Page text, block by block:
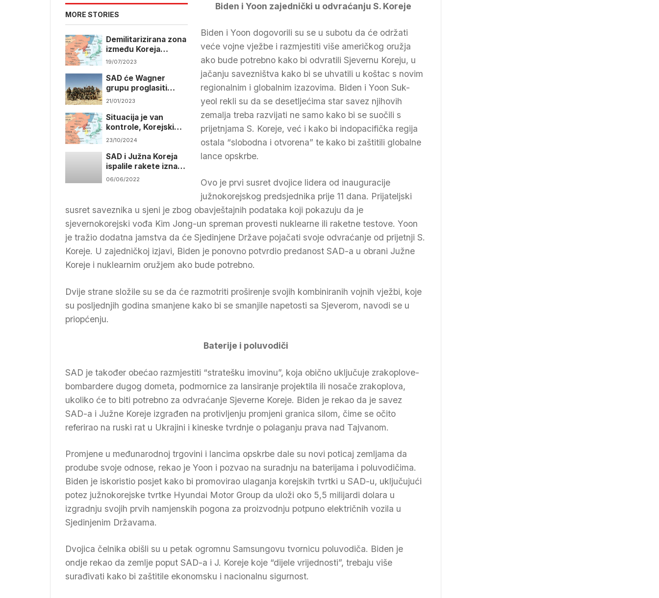
MORE STORIES
Demilitarizirana zona
između Koreja
postala turistička
19/07/2023
SAD će Wagner
grupu proglasiti
kriminalnom
21/01/2023
Situacija je van
kontrole, Korejski
poluotok aktivno se
23/10/2024
SAD i Južna Koreja
ispalile rakete iznad
mora nakon
06/06/2022
Biden i Yoon zajednički u odvraćanju S. Koreje
Biden i Yoon dogovorili su se u subotu da će održati
veće vojne vježbe i razmjestiti više američkog oružja
ako bude potrebno kako bi odvratili Sjevernu Koreju, u
jačanju savezništva kako bi se uhvatili u koštac s novim
regionalnim i globalnim izazovima. Biden i Yoon Suk-
yeol rekli su da se desetljećima star savez njihovih
zemalja treba razvijati ne samo kako bi se suočili s
prijetnjama S. Koreje, već i kako bi indopacifička regija
ostala “slobodna i otvorena” te kako bi zaštitili globalne
lance opskrbe.
Ovo je prvi susret dvojice lidera od inauguracije
južnokorejskog predsjednika prije 11 dana. Prijateljski
susret saveznika u sjeni je zbog obavještajnih podataka koji pokazuju da je
sjevernokorejski vođa Kim Jong-un spreman provesti nuklearne ili raketne testove. Yoon
je tražio dodatna jamstva da će Sjedinjene Države pojačati svoje odvraćanje od prijetnji S.
Koreje. U zajedničkoj izjavi, Biden je ponovno potvrdio predanost SAD-a u obrani Južne
Koreje i nuklearnim oružjem ako bude potrebno.
Dvije strane složile su se da će razmotriti proširenje svojih kombiniranih vojnih vježbi, koje
su posljednjih godina smanjene kako bi se smanjile napetosti sa Sjeverom, navodi se u
priopćenju.
Baterije i poluvodiči
SAD je također obećao razmjestiti “stratešku imovinu”, koja obično uključuje zrakoplove-
bombardere dugog dometa, podmornice za lansiranje projektila ili nosače zrakoplova,
ukoliko će to biti potrebno za odvraćanje Sjeverne Koreje. Biden je rekao da je savez
SAD-a i Južne Koreje izgrađen na protivljenju promjeni granica silom, čime se očito
referirao na ruski rat u Ukrajini i kineske tvrdnje o polaganju prava nad Tajvanom.
Promjene u međunarodnoj trgovini i lancima opskrbe dale su novi poticaj zemljama da
prodube svoje odnose, rekao je Yoon i pozvao na suradnju na baterijama i poluvodičima.
Biden je iskoristio posjet kako bi promovirao ulaganja korejskih tvrtki u SAD-u, uključujući
potez južnokorejske tvrtke Hyundai Motor Group da uloži oko 5,5 milijardi dolara u
izgradnju svojih prvih namjenskih pogona za proizvodnju potpuno električnih vozila u
Sjedinjenim Državama.
Dvojica čelnika obišli su u petak ogromnu Samsungovu tvornicu poluvodiča. Biden je
ondje rekao da zemlje poput SAD-a i J. Koreje koje “dijele vrijednosti”, trebaju više
surađivati kako bi zaštitile ekonomsku i nacionalnu sigurnost.